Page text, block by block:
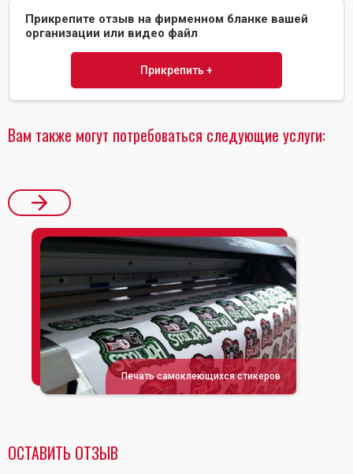
Прикрепите отзыв на фирменном бланке вашей
организации или видео файл
Прикрепить +
Вам также могут потребоваться следующие услуги:
Печать самоклеющихся стикеров
ОСТАВИТЬ ОТЗЫВ